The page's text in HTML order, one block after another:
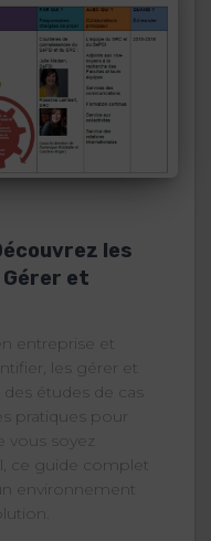
les
et
entreprise et
les gérer et
études de cas
pratiques pour
vous soyez
ce guide complet
environnement